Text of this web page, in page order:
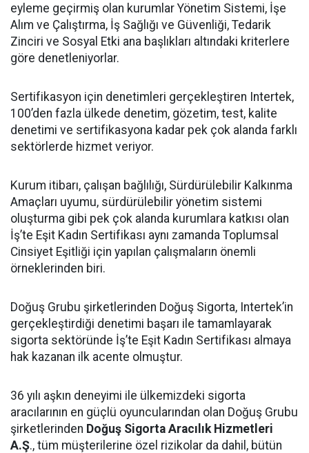
eyleme geçirmiş olan kurumlar Yönetim Sistemi, İşe
Alım ve Çalıştırma, İş Sağlığı ve Güvenliği, Tedarik
Zinciri ve Sosyal Etki ana başlıkları altındaki kriterlere
göre denetleniyorlar.
Sertifikasyon için denetimleri gerçekleştiren Intertek,
100’den fazla ülkede denetim, gözetim, test, kalite
denetimi ve sertifikasyona kadar pek çok alanda farklı
sektörlerde hizmet veriyor.
Kurum itibarı, çalışan bağlılığı, Sürdürülebilir Kalkınma
Amaçları uyumu, sürdürülebilir yönetim sistemi
oluşturma gibi pek çok alanda kurumlara katkısı olan
İş’te Eşit Kadın Sertifikası aynı zamanda Toplumsal
Cinsiyet Eşitliği için yapılan çalışmaların önemli
örneklerinden biri.
Doğuş Grubu şirketlerinden Doğuş Sigorta, Intertek’in
gerçekleştirdiği denetimi başarı ile tamamlayarak
sigorta sektöründe İş’te Eşit Kadın Sertifikası almaya
hak kazanan ilk acente olmuştur.
36 yılı aşkın deneyimi ile ülkemizdeki sigorta
aracılarının en güçlü oyuncularından olan Doğuş Grubu
şirketlerinden Doğuş Sigorta Aracılık Hizmetleri
A.Ş., tüm müşterilerine özel rizikolar da dahil, bütün